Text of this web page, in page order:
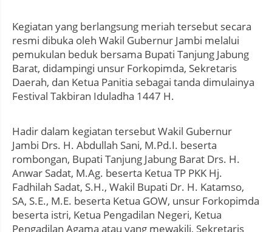
Kegiatan yang berlangsung meriah tersebut secara
resmi dibuka oleh Wakil Gubernur Jambi melalui
pemukulan beduk bersama Bupati Tanjung Jabung
Barat, didampingi unsur Forkopimda, Sekretaris
Daerah, dan Ketua Panitia sebagai tanda dimulainya
Festival Takbiran Iduladha 1447 H.
Hadir dalam kegiatan tersebut Wakil Gubernur
Jambi Drs. H. Abdullah Sani, M.Pd.I. beserta
rombongan, Bupati Tanjung Jabung Barat Drs. H.
Anwar Sadat, M.Ag. beserta Ketua TP PKK Hj.
Fadhilah Sadat, S.H., Wakil Bupati Dr. H. Katamso,
SA, S.E., M.E. beserta Ketua GOW, unsur Forkopimda
beserta istri, Ketua Pengadilan Negeri, Ketua
Pengadilan Agama atau yang mewakili, Sekretaris